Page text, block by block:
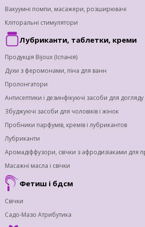
Вакуумні помпи, масажери, розширювачі
Кліторальні стимулятори
Лубриканти, таблетки, креми
Продукція Bijoux (Іспанія)
Духи з феромонами, піна для ванн
Пролонгатори
Антисептики і дезинфікуючі засоби для
Збуджуючі засоби для чоловіків і жінок
Пробники парфумів, кремів і лубрикантов
Лубриканти
Аромадіффузори, свічки з афродизіаками для
Масажні масла і свічки
Фетиш і бдсм
Свічки
Садо-Мазо Атрибутика